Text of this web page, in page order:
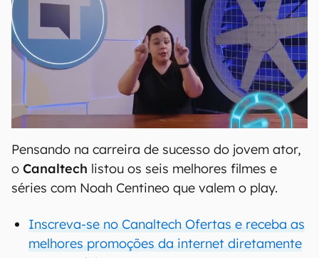
Pensando na carreira de sucesso do jovem ator,
o Canaltech listou os seis melhores filmes e
séries com Noah Centineo que valem o play.
Inscreva-se no Canaltech Ofertas e receba as
melhores promoções da internet diretamente